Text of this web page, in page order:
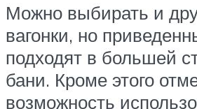
Можно выбирать и
вагонки, но
подходят в большей
бани. Кроме этого
возможность